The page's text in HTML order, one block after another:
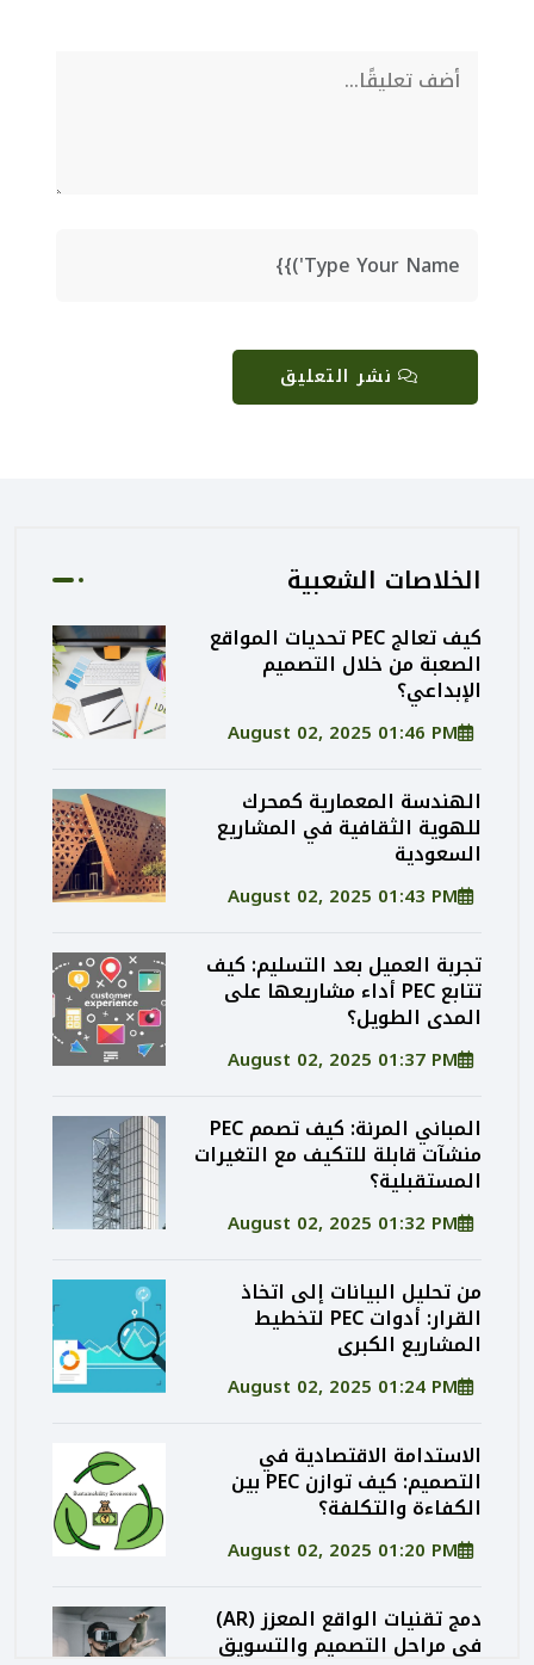
نشر التعليق
الخلاصات الشعبية
كيف تعالج PEC تحديات المواقع
الصعبة من خلال التصميم
الإبداعي؟
August 02, 2025 01:46 PM
الهندسة المعمارية كمحرك
للهوية الثقافية في المشاريع
السعودية
August 02, 2025 01:43 PM
تجربة العميل بعد التسليم: كيف
تتابع PEC أداء مشاريعها على
المدى الطويل؟
August 02, 2025 01:37 PM
المباني المرنة: كيف تصمم PEC
منشآت قابلة للتكيف مع التغيرات
المستقبلية؟
August 02, 2025 01:32 PM
من تحليل البيانات إلى اتخاذ
القرار: أدوات PEC لتخطيط
المشاريع الكبرى
August 02, 2025 01:24 PM
الاستدامة الاقتصادية في
التصميم: كيف توازن PEC بين
الكفاءة والتكلفة؟
August 02, 2025 01:20 PM
دمج تقنيات الواقع المعزز (AR)
في مراحل التصميم والتسويق